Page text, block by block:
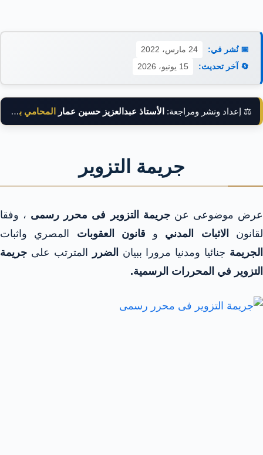
📅 نُشر في:
24 مارس، 2022
🔄 آخر تحديث:
15 يونيو، 2026
⚖️ إعداد ونشر ومراجعة: الأستاذ عبدالعزيز حسين عمار المحامي بالنقض
جريمة التزوير
عرض موضوعى عنجريمة التزوير فى محرر رسمى ، وفقا
لقانون
الاثبات المدني و قانون العقوبات المصري واثبات
الجريمة جنائيا ومدنيا مرورا ببيان الضرر المترتب على جريمة
التزوير في المحررات الرسمية.